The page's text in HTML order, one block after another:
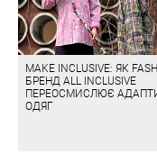
MAKE INCLUSIVE: ЯК
БРЕНД ALL INCLUSIVE
ПЕРЕОСМИСЛЮЄ
ОДЯГ